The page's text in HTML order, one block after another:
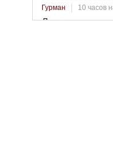
Гурман 10 часов
Лосось